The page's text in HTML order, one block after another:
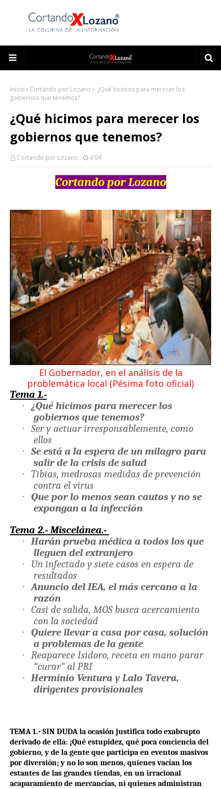
Inicio Cortando por Lozano
¿Qué hicimos para merecer los
gobiernos que tenemos?
¿Qué hicimos para merecer los
gobiernos que tenemos?
Cortando por Lozano 4:04
Cortando por Lozano
El Gobernador, en el análisis de la
problemática local (Pésima foto oficial)
Tema 1.-
· ¿Qué hicimos para merecer los
gobiernos que tenemos?
· Ser y actuar irresponsablemente, como
ellos
· Se está a la espera de un milagro para
salir de la crisis de salud
· Tibias, medrosas medidas de prevención
contra el virus
· Que por lo menos sean cautos y no se
expongan a la infección
Tema 2.- Miscelánea.-
· Harán prueba médica a todos los que
lleguen del extranjero
·
Un infectado y siete casos en espera de
resultados
· Anuncio del IEA, el más cercano a la
razón
· Casi de salida, MOS busca acercamiento
con la sociedad
· Quiere llevar a casa por casa, solución
a problemas de la gente
· Reaparece Isidoro, receta en mano parar
“curar” al PRI
· Herminio Ventura y Lalo Tavera,
dirigentes provisionales
TEMA 1.- SIN DUDA la ocasión justifica todo exabrupto
derivado de ella: ¡Qué estupidez, qué poca conciencia del
gobierno, y de la gente que participa en eventos masivos
por diversión; y no lo son menos, quienes vacían los
estantes de las grandes tiendas, en un irracional
acaparamiento de mercancías, ni quienes administran